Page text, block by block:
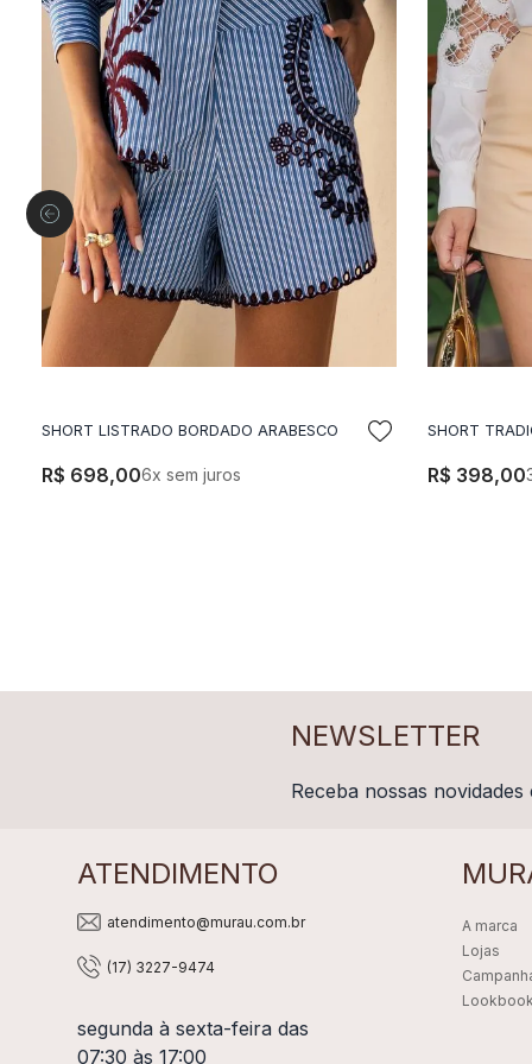
SHORT LISTRADO BORDADO ARABESCO
R$ 698,006x sem juros
SHORT
R$ 398,00
NEWSLETTER
Receba nossas
ATENDIMENTO
atendimento@murau.com.br
(17) 3227-9474
segunda à sexta-feira das
07:30 às 17:00
A marca
Lojas